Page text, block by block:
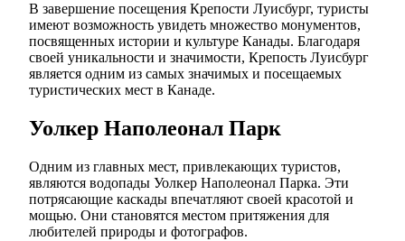
В завершение посещения Крепости Луисбург, туристы
имеют возможность увидеть множество монументов,
посвященных истории и культуре Канады. Благодаря
своей уникальности и значимости, Крепость Луисбург
является одним из самых значимых и посещаемых
туристических мест в Канаде.
Уолкер Наполеонал Парк
Одним из главных мест, привлекающих туристов,
являются водопады Уолкер Наполеонал Парка. Эти
потрясающие каскады впечатляют своей красотой и
мощью. Они становятся местом притяжения для
любителей природы и фотографов.